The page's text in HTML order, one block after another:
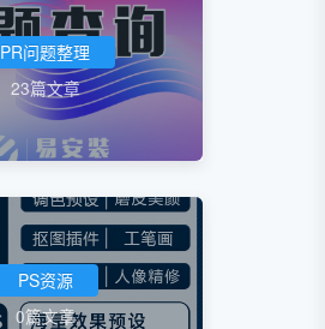
PR问题整理
23篇文章
PS资源
0篇文章